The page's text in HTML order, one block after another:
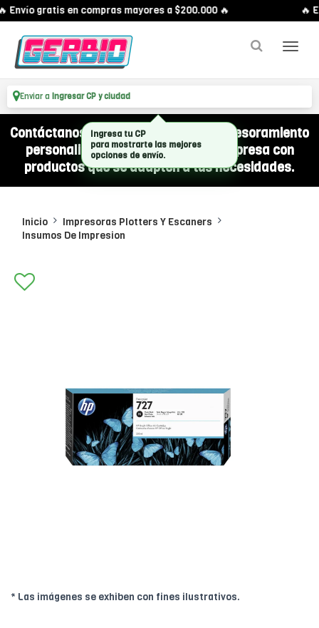
Envío gratis en compras mayores a $200.000 🔥 🔥
Enviar a Ingresar CP y ciudad
Contáctanos por WhatsApp y recibí asesoramiento
personalizado para equipar a tu empresa con
productos que se adapten a tus necesidades.
Inicio
Impresoras Plotters Y Escaners
Insumos De Impresion
* Las imágenes se exhiben con fines ilustrativos.
Ingresa tu CP
para mostrarte las mejores
opciones de envío.